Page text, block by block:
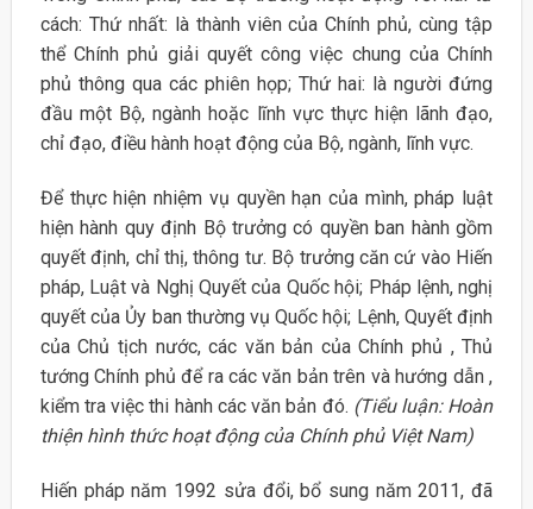
cách: Thứ nhất: là thành viên của Chính phủ, cùng tập
thể Chính phủ giải quyết công việc chung của Chính
phủ thông qua các phiên họp; Thứ hai: là người đứng
đầu một Bộ, ngành hoặc lĩnh vực thực hiện lãnh đạo,
chỉ đạo, điều hành hoạt động của Bộ, ngành, lĩnh vực.
Để thực hiện nhiệm vụ quyền hạn của mình, pháp luật
hiện hành quy định Bộ trưởng có quyền ban hành gồm
quyết định, chỉ thị, thông tư. Bộ trưởng căn cứ vào Hiến
pháp, Luật và Nghị Quyết của Quốc hội; Pháp lệnh, nghị
quyết của Ủy ban thường vụ Quốc hội; Lệnh, Quyết định
của Chủ tịch nước, các văn bản của Chính phủ , Thủ
tướng Chính phủ để ra các văn bản trên và hướng dẫn ,
kiểm tra việc thi hành các văn bản đó. (Tiểu luận: Hoàn
thiện hình thức hoạt động của Chính phủ Việt Nam)
Hiến pháp năm 1992 sửa đổi, bổ sung năm 2011, đã